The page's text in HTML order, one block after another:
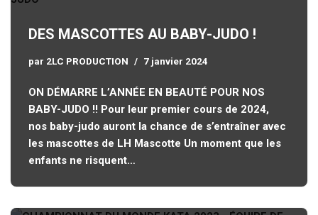
DES MASCOTTES AU BABY-JUDO !
par 2LC PRODUCTION 7 janvier 2024
ON DÉMARRE L’ANNÉE EN BEAUTÉ POUR NOS
BABY-JUDO !! Pour leur premier cours de 2024,
nos baby-judo auront la chance de s’entraîner avec
les mascottes de LH Mascotte Un moment que les
enfants ne risquent…